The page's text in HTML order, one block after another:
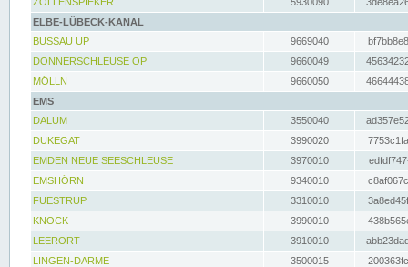
ELBE-LÜBECK-KANAL
BÜSSAU UP
9669040
DONNERSCHLEUSE OP
9660049
MÖLLN
9660050
EMS
DALUM
3550040
DUKEGAT
3990020
EMDEN NEUE SEESCHLEUSE
3970010
EMSHÖRN
9340010
FUESTRUP
3310010
KNOCK
3990010
LEERORT
3910010
LINGEN-DARME
3500015